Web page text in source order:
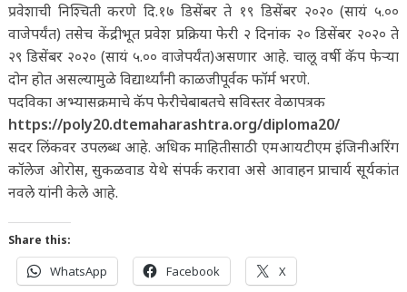
प्रवेशाची निश्चिती करणे दि.१७ डिसेंबर ते १९ डिसेंबर २०२० (सायं ५.००
वाजेपर्यंत) तसेच केंद्रीभूत प्रवेश प्रक्रिया फेरी २ दिनांक २० डिसेंबर २०२० ते
२९ डिसेंबर २०२० (सायं ५.०० वाजेपर्यंत)असणार आहे. चालू वर्षी कॅप फेऱ्या
दोन होत असल्यामुळे विद्यार्थ्यांनी काळजीपूर्वक फॉर्म भरणे.
पदविका अभ्यासक्रमाचे कॅप फेरीचेबाबतचे सविस्तर वेळापत्रक
https://poly20.dtemaharashtra.org/diploma20/
सदर लिंकवर उपलब्ध आहे. अधिक माहितीसाठी एमआयटीएम इंजिनीअरिंग
कॉलेज ओरोस, सुकळवाड येथे संपर्क करावा असे आवाहन प्राचार्य सूर्यकांत
नवले यांनी केले आहे.
Share this:
WhatsApp Facebook X